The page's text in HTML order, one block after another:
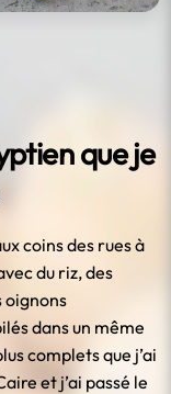
que je
coins des rues à
du riz, des
oignons
dans un même
complets que j’ai
et j’ai passé le